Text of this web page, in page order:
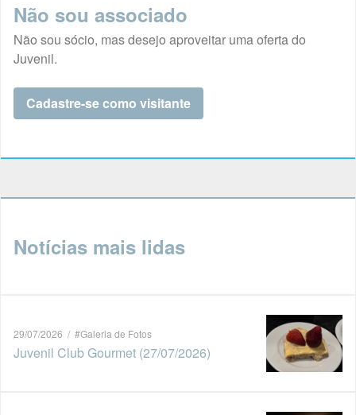
Não sou associado
Não sou sócio, mas desejo aproveitar uma oferta do
Juvenil.
Cadastre-se como visitante
Notícias mais lidas
29/07/2026 / #Galeria de Fotos
Juvenil Club Gourmet (27/07/2026)